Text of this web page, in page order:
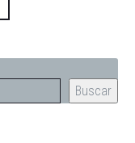
Buscar